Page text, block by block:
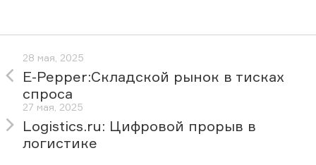
28 мая, 2025
E-Pepper:Складской рынок в тисках
спроса
27 мая, 2025
Logistics.ru: Цифровой прорыв в
логистике